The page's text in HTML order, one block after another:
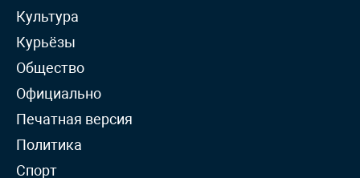
Культура
Курьёзы
Общество
Официально
Печатная версия
Политика
Спорт